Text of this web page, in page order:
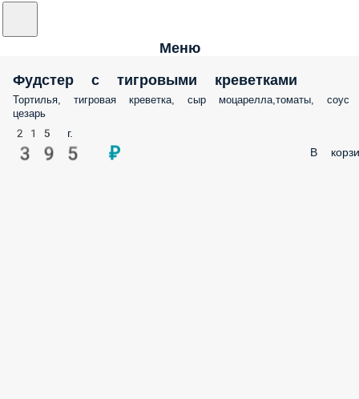
Меню
Фудстер с тигровыми креветками
Тортилья, тигровая креветка, сыр моцарелла,томаты, соус
цезарь
215 г.
395 ₽ В